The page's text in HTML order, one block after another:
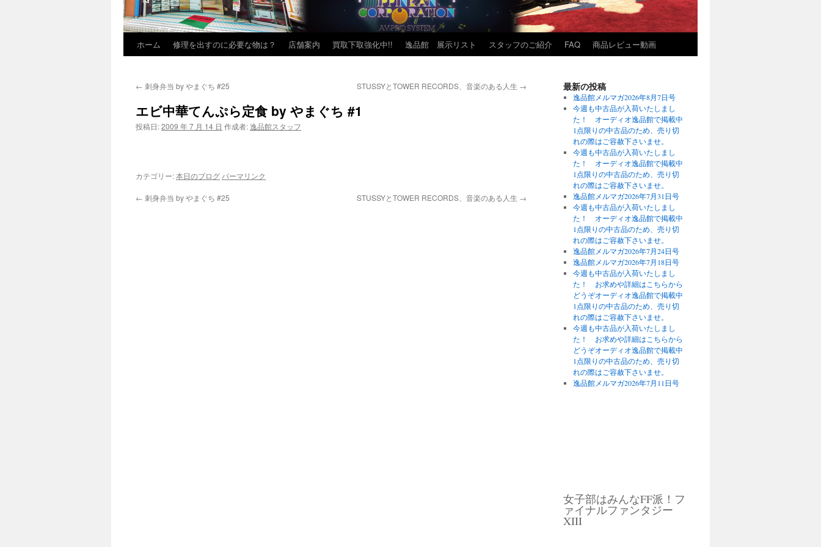
ホーム 修理を出すのに必要な物は？ 店舗案内 買取下取強化中!! 逸品館 展示リスト スタッフのご紹介 FAQ 商品レビュー動画
← 刺身弁当 by やまぐち #25 STUSSYとTOWER RECORDS、音楽のある人生 →
エビ中華てんぷら定食 by やまぐち #1
投稿日:2009 年 7 月 14 日 作成者:逸品館スタッフ
カテゴリー:本日のブログ パーマリンク
← 刺身弁当 by やまぐち #25 STUSSYとTOWER RECORDS、音楽のある人生 →
最新の投稿
逸品館メルマガ2026年8月7日号
今週も中古品が入荷いたしまし
た！ オーディオ逸品館で掲載中
1点限りの中古品のため、売り切
れの際はご容赦下さいませ。
今週も中古品が入荷いたしまし
た！ オーディオ逸品館で掲載中
1点限りの中古品のため、売り切
れの際はご容赦下さいませ。
逸品館メルマガ2026年7月31日号
今週も中古品が入荷いたしまし
た！ オーディオ逸品館で掲載中
1点限りの中古品のため、売り切
れの際はご容赦下さいませ。
逸品館メルマガ2026年7月24日号
逸品館メルマガ2026年7月18日号
今週も中古品が入荷いたしまし
た！ お求めや詳細はこちらから
どうぞオーディオ逸品館で掲載中
1点限りの中古品のため、売り切
れの際はご容赦下さいませ。
今週も中古品が入荷いたしまし
た！ お求めや詳細はこちらから
どうぞオーディオ逸品館で掲載中
1点限りの中古品のため、売り切
れの際はご容赦下さいませ。
逸品館メルマガ2026年7月11日号
女子部はみんなFF派！フ
ァイナルファンタジー
XIII